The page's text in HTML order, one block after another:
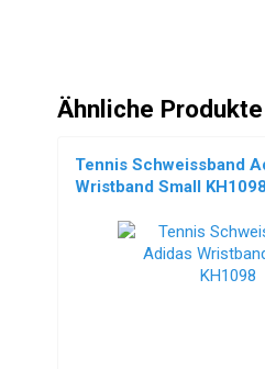
Ähnliche Produkte
Tennis Schweissband
Wristband Small KH1098